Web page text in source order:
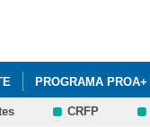
PROGRAMA PROA+
CRFP